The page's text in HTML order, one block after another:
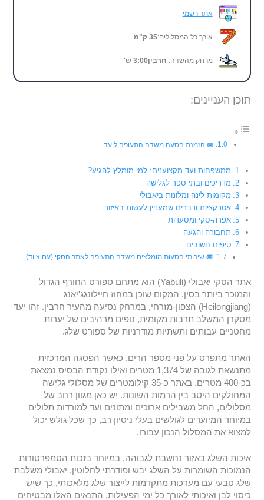
אתר רשמי
אורך כל המסלולים:35 ק"מ
מרחק מהשדה: חרבין3:00 ש'
תוכן העניינים:
🚐 הזמנת הסעה משדה התעופה ליעד
ממשפחות ועד מקצוענים: למי מומלץ להגיע?
מדריכים ובתי ספר לגלישה
מקומות לינה ומלונות ביאבולי
אטרקציות ודברים שמעניין לעשות באיזור
אפרה-סקי ומסעדות
תחבורה והגעה
טיפים חשובים
🚐 שירותי הסעות מומלצים משדה התעופה לאתר הסקי (עם ציוד)
אתר הסקי יאבולי (Yabuli) הוא מתחם ספורט החורף הגדול
והמוכר ביותר בסין. המקום שוכן במחוז חיילונגג'יאנג
(Heilongjiang) הצפון-מזרחי, במרחק נסיעה מהעיר חרבין. זהו יעד
מסקרן המשלב תרבות מקומית, נופים מרהיבים של יערות
מחטניים עבותים ותשתיות מודרניות של ספורט שלג.
האתר מתפרס על פני מספר הרים, כאשר הפסגה המרכזית
מתנשאת לגובה של 1,374 מטרים ואילו נקודת הבסיס נמצאת
בכ-400 מטרים. באתר כ-35 קילומטרים של מסלולי גלישה
המחולקים היטב בין הרמות השונות. יש כאן מגוון רחב של
מסלולים, החל משבילים ארוכים ומתונים ועד למורדות תלולים
במיוחד המיועדים לגולשים בעלי ניסיון רב, כך שכל גולש יכול
למצוא את המסלול הנכון עבורו.
איכות השלג באזור נחשבת לגבוהה, במיוחד בזכות הטמפרטורות
הנמוכות השומרות על השלג יבש ופודרתי לחלוטין. יאבולי משלבת
שלג טבעי עם מערכות מתקדמות לייצור שלג מלאכותי, כך שיש
כיסוי לבן ואיכותי לאורך כל ימי הפעילות. התנאים האלו מבטיחים